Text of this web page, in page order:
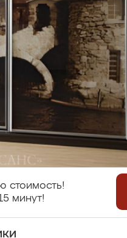
стоимость!
минут!